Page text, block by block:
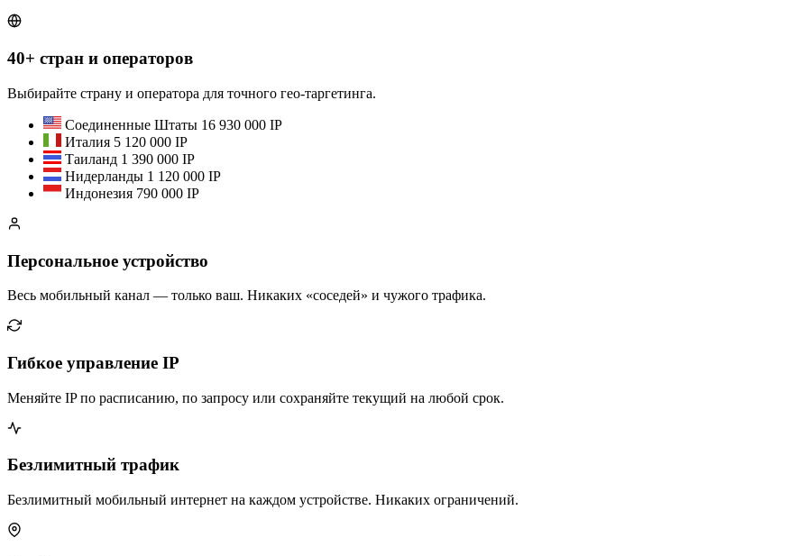
40+ стран и операторов
Выбирайте страну и оператора для точного гео-таргетинга.
Соединенные Штаты 16 930 000 IP
Италия 5 120 000 IP
Таиланд 1 390 000 IP
Нидерланды 1 120 000 IP
Индонезия 790 000 IP
Персональное устройство
Весь мобильный канал — только ваш. Никаких «соседей» и чужого трафика.
Гибкое управление IP
Меняйте IP по расписанию, по запросу или сохраняйте текущий на любой срок.
Безлимитный трафик
Безлимитный мобильный интернет на каждом устройстве. Никаких ограничений.